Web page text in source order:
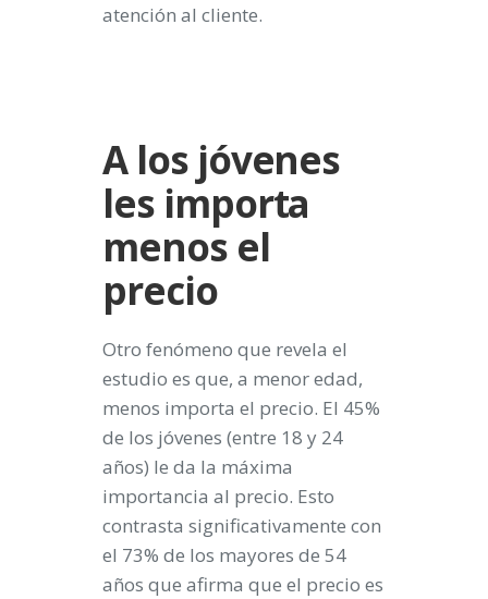
atención al cliente.
A los jóvenes
les importa
menos el
precio
Otro fenómeno que revela el
estudio es que, a menor edad,
menos importa el precio. El 45%
de los jóvenes (entre 18 y 24
años) le da la máxima
importancia al precio. Esto
contrasta significativamente con
el 73% de los mayores de 54
años que afirma que el precio es